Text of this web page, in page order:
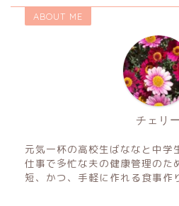
ABOUT ME
チェリー
元気一杯の高校生ばななと中学
仕事で多忙な夫の健康管理のた
短、かつ、手軽に作れる食事